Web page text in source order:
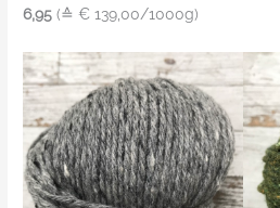
6,95 (≙ € 139,00/1000g)